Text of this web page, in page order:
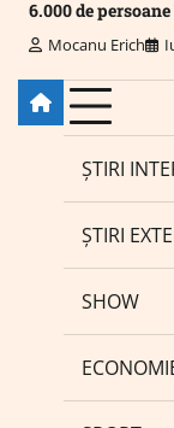
6.000 de
Mocanu Erich
ȘTIRI
ȘTIRI
SHOW